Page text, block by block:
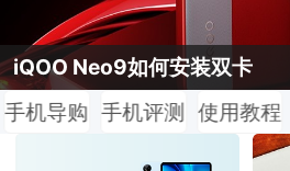
vivo S18 Pro配置参数
iQOO Neo9如何安装双卡
vivo Y100i值得购买吗
手机导购 手机评测 使用教程